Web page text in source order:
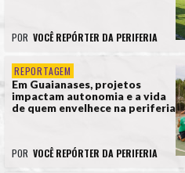
POR VOCÊ REPÓRTER DA PERIFERIA
REPORTAGEM
Em Guaianases, projetos
impactam autonomia e a vida
de quem envelhece na periferia
POR VOCÊ REPÓRTER DA PERIFERIA